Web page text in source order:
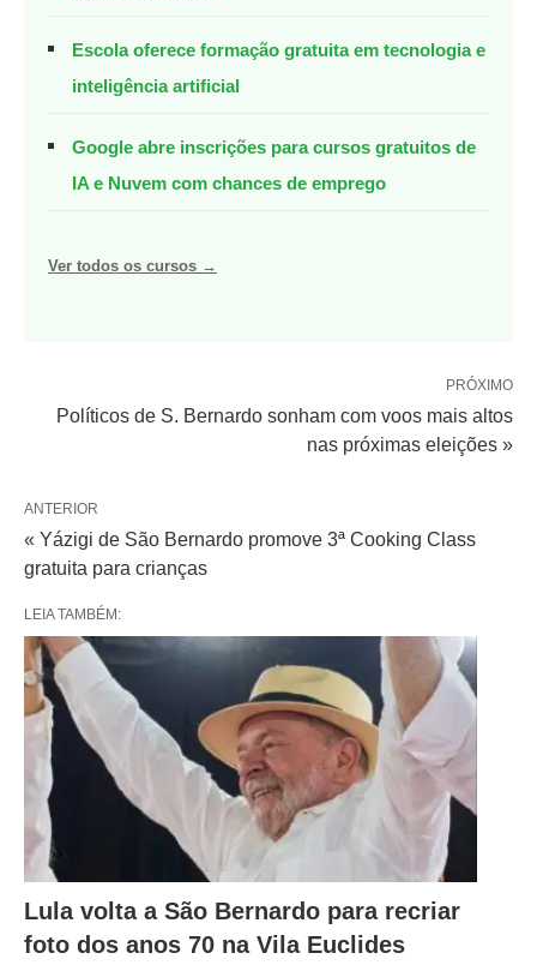
Escola oferece formação gratuita em tecnologia e
inteligência artificial
Google abre inscrições para cursos gratuitos de
IA e Nuvem com chances de emprego
Ver todos os cursos →
PRÓXIMO
Políticos de S. Bernardo sonham com voos mais altos
nas próximas eleições »
ANTERIOR
« Yázigi de São Bernardo promove 3ª Cooking Class
gratuita para crianças
LEIA TAMBÉM:
Lula volta a São Bernardo para recriar
foto dos anos 70 na Vila Euclides